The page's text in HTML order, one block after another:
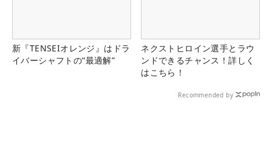
新『TENSEIオレンジ』はドラ
イバーシャフトの“最適解”
ネクストヒロイン選手とラウ
ンドできるチャンス！詳しく
はこちら！
Recommended by